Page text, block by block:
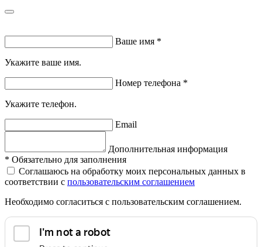
Ваше имя *
Укажите ваше имя.
Номер телефона *
Укажите телефон.
Email
Дополнительная информация
* Обязательно для заполнения
Соглашаюсь на обработку моих персональных данных в
соответствии с пользовательским соглашением
Необходимо согласиться с пользовательским соглашением.